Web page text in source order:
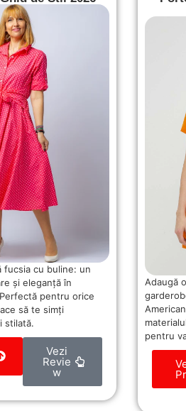
fucsia cu buline: un
și eleganță în
pentru orice
să te simți
stilată.
Vezi
Revie
w
Adaugă
pentru